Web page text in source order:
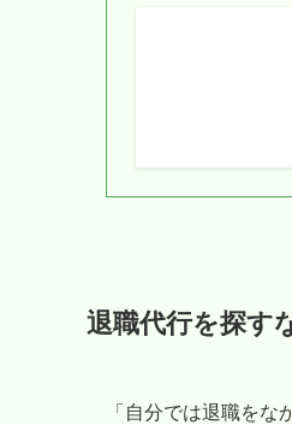
退職代行を探す
「自分では退職をな